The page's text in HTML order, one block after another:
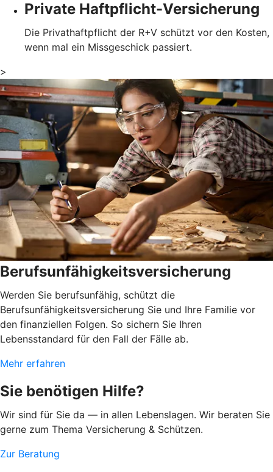
Private Haftpflicht-Versicherung
Die Privathaftpflicht der R+V schützt vor den Kosten,
wenn mal ein Missgeschick passiert.
>
Berufsunfähigkeitsversicherung
Werden Sie berufsunfähig, schützt die
Berufsunfähigkeitsversicherung Sie und Ihre Familie vor
den finanziellen Folgen. So sichern Sie Ihren
Lebensstandard für den Fall der Fälle ab.
Mehr erfahren
Sie benötigen Hilfe?
Wir sind für Sie da — in allen Lebenslagen. Wir beraten Sie
gerne zum Thema Versicherung & Schützen.
Zur Beratung